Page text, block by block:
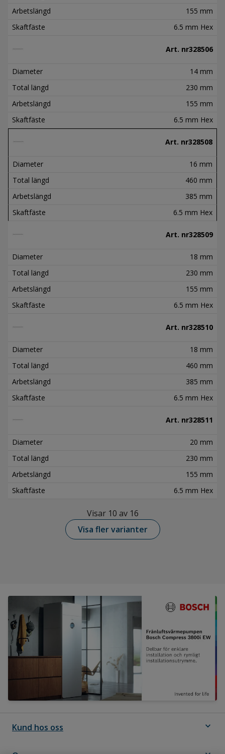
Arbetslängd
155 mm
Skaftfäste
6.5 mm Hex
Art. nr328506
Diameter
14 mm
Total längd
230 mm
Arbetslängd
155 mm
Skaftfäste
6.5 mm Hex
Art. nr328508
Diameter
16 mm
Total längd
460 mm
Arbetslängd
385 mm
Skaftfäste
6.5 mm Hex
Art. nr328509
Diameter
18 mm
Total längd
230 mm
Arbetslängd
155 mm
Skaftfäste
6.5 mm Hex
Art. nr328510
Diameter
18 mm
Total längd
460 mm
Arbetslängd
385 mm
Skaftfäste
6.5 mm Hex
Art. nr328511
Diameter
20 mm
Total längd
230 mm
Arbetslängd
155 mm
Skaftfäste
6.5 mm Hex
Visar 10 av 16
Visa fler varianter
Kund hos oss expand_more